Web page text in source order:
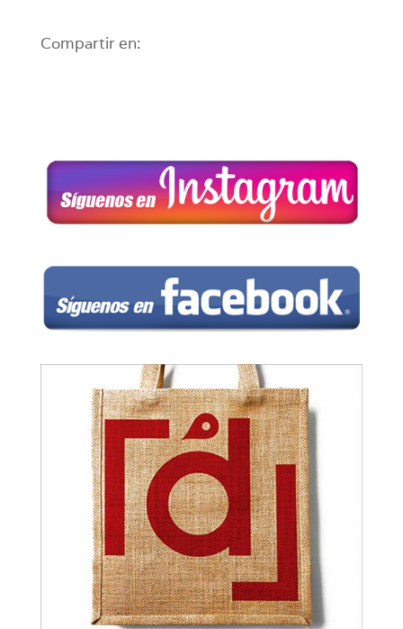
Compartir en: